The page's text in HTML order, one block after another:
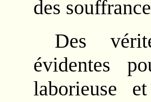
des
Des
évidentes
laborieuse